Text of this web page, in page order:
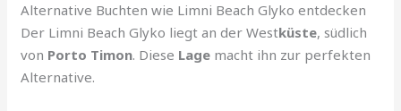
Alternative Buchten wie Limni Beach Glyko entdecken
Der Limni Beach Glyko liegt an der Westküste, südlich
von Porto Timon. Diese Lage macht ihn zur perfekten
Alternative.